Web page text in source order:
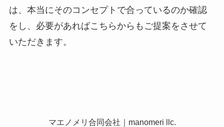
は、本当にそのコンセプトで合っているのか確認
をし、必要があればこちらからもご提案をさせて
いただきます。
マエノメリ合同会社｜manomeri llc.